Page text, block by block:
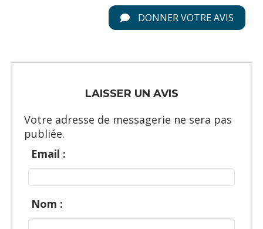
DONNER VOTRE AVIS
LAISSER UN AVIS
Votre adresse de messagerie ne sera pas
publiée.
Email :
Nom :